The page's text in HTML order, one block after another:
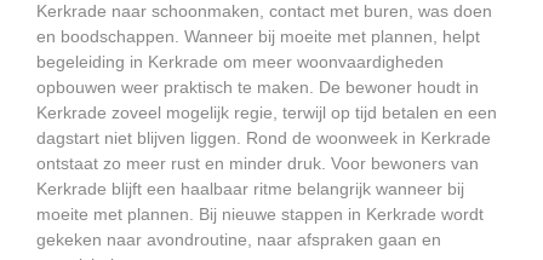
Kerkrade naar schoonmaken, contact met buren, was doen
en boodschappen. Wanneer bij moeite met plannen, helpt
begeleiding in Kerkrade om meer woonvaardigheden
opbouwen weer praktisch te maken. De bewoner houdt in
Kerkrade zoveel mogelijk regie, terwijl op tijd betalen en een
dagstart niet blijven liggen. Rond de woonweek in Kerkrade
ontstaat zo meer rust en minder druk. Voor bewoners van
Kerkrade blijft een haalbaar ritme belangrijk wanneer bij
moeite met plannen. Bij nieuwe stappen in Kerkrade wordt
gekeken naar avondroutine, naar afspraken gaan en